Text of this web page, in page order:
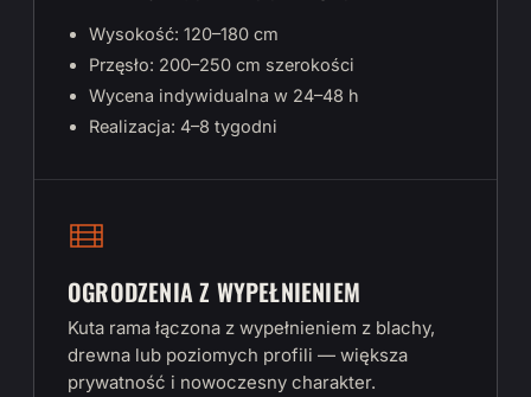
Wysokość: 120–180 cm
Przęsło: 200–250 cm szerokości
Wycena indywidualna w 24–48 h
Realizacja: 4–8 tygodni
OGRODZENIA Z WYPEŁNIENIEM
Kuta rama łączona z wypełnieniem z blachy,
drewna lub poziomych profili — większa
prywatność i nowoczesny charakter.